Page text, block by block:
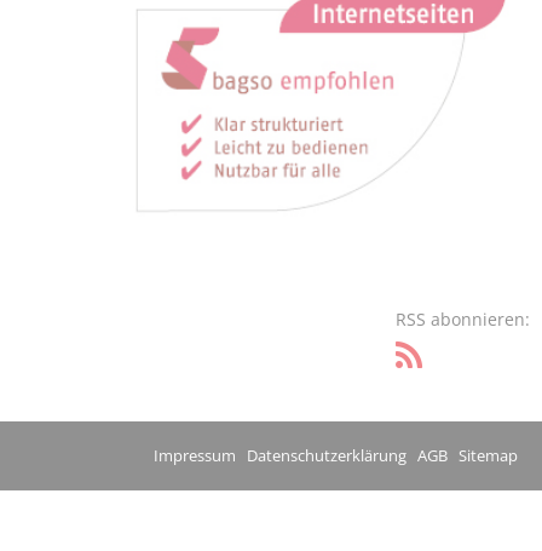
RSS abonnieren:
Impressum Datenschutzerklärung AGB Sitemap